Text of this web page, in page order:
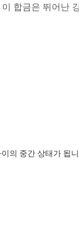
합금은 뛰어난
의 중간 상태가 됩니